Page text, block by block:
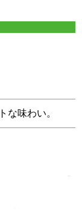
な味わい。